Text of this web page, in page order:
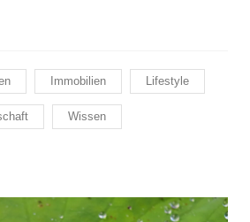
Immobilien Lifestyle
Wissen